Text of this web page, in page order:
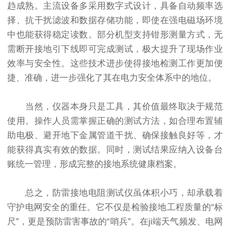
趋成熟。主流设备多采用数字式设计，具备自动频率选
择、抗干扰滤波和数据存储功能，即使在强电磁场环境
中也能获得稳定读数。部分机型支持钳形测量方式，无
需断开接地引下线即可完成测试，极大提升了现场作业
效率与安全性。这些技术进步使得接地检测工作更加便
捷、准确，进一步强化了其在电力安全体系中的地位。
当然，仪器本身只是工具，其价值最终取决于规范
使用。操作人员需掌握正确的测试方法，如合理布置辅
助电极、避开地下金属管道干扰、确保接触良好等，才
能获得真实有效的数据。同时，测试结果应纳入设备台
账统一管理，形成完整的接地系统健康档案。
总之，防雷接地电阻测试仪虽体积小巧，却承载着
守护电网安全的重任。它不仅是检验接地工程质量的“标
尺”，更是预防雷害事故的“哨兵”。在ji端天气频发、电网